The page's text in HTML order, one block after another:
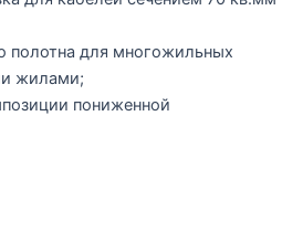
полотна для многожильных
жилами;
пониженной